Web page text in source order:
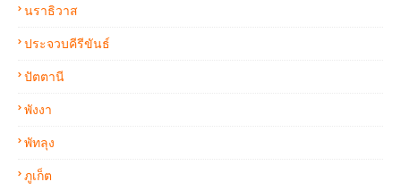
นราธิวาส
ประจวบคีรีขันธ์
ปัตตานี
พังงา
พัทลุง
ภูเก็ต